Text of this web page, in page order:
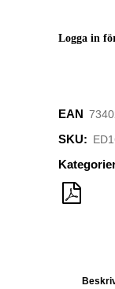
Logga in
EAN
SKU: